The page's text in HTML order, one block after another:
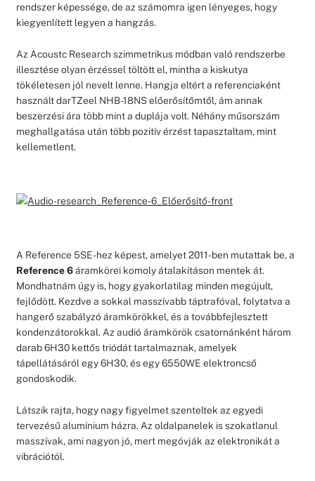
rendszer képessége, de az számomra igen lényeges, hogy
kiegyenlített legyen a hangzás.
Az Acoustc Research szimmetrikus módban való rendszerbe
illesztése olyan érzéssel töltött el, mintha a kiskutya
tökéletesen jól nevelt lenne. Hangja eltért a referenciaként
használt darTZeel NHB-18NS előerősítőmtől, ám annak
beszerzési ára több mint a duplája volt. Néhány műsorszám
meghallgatása után több pozitív érzést tapasztaltam, mint
kellemetlent.
A Reference 5SE-hez képest, amelyet 2011-ben mutattak be, a
Reference 6áramkörei komoly átalakításon mentek át.
Mondhatnám úgy is, hogy gyakorlatilag minden megújult,
fejlődött. Kezdve a sokkal masszívabb táptrafóval, folytatva a
hangerő szabályzó áramkörökkel, és a továbbfejlesztett
kondenzátorokkal. Az audió áramkörök csatornánként három
darab 6H30 kettős triódát tartalmaznak, amelyek
tápellátásáról egy 6H30, és egy 6550WE elektroncső
gondoskodik.
Látszik rajta, hogy nagy figyelmet szenteltek az egyedi
tervezésű alumínium házra. Az oldalpanelek is szokatlanul
masszívak, ami nagyon jó, mert megóvják az elektronikát a
vibrációtól.